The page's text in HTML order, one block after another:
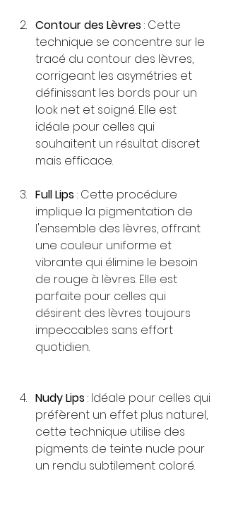
Contour des Lèvres : Cette
technique se concentre sur le
tracé du contour des lèvres,
corrigeant les asymétries et
définissant les bords pour un
look net et soigné. Elle est
idéale pour celles qui
souhaitent un résultat discret
mais efficace.
Full Lips : Cette procédure
implique la pigmentation de
l'ensemble des lèvres, offrant
une couleur uniforme et
vibrante qui élimine le besoin
de rouge à lèvres. Elle est
parfaite pour celles qui
désirent des lèvres toujours
impeccables sans effort
quotidien.
Nudy Lips : Idéale pour celles qui
préfèrent un effet plus naturel,
cette technique utilise des
pigments de teinte nude pour
un rendu subtilement coloré.